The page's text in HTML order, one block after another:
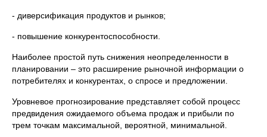
- диверсификация продуктов и рынков;
- повышение конкурентоспособности.
Наиболее простой путь снижения неопределенности в
планировании – это расширение рыночной информации о
потребителях и конкурентах, о спросе и предложении.
Уровневое прогнозирование представляет собой процесс
предвидения ожидаемого объема продаж и прибыли по
трем точкам максимальной, вероятной, минимальной.